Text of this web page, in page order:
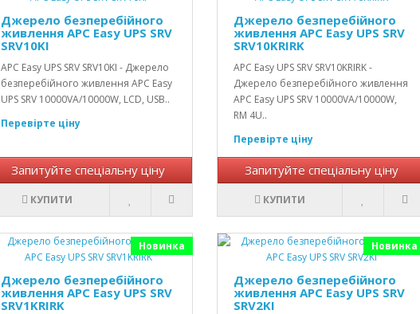
Джерело безперебійного
живлення APC Easy UPS SRV
SRV10KI
APC Easy UPS SRV SRV10KI - Джерело
безперебійного живлення APC Easy
UPS SRV 10000VA/10000W, LCD, USB..
Перевірте ціну
Запитуйте спеціальну ціну
КУПИТИ
Джерело безперебійного
живлення APC Easy UPS SRV
SRV10KRIRK
APC Easy UPS SRV SRV10KRIRK -
Джерело безперебійного живлення
APC Easy UPS SRV 10000VA/10000W,
RM 4U..
Перевірте ціну
Запитуйте спеціальну ціну
КУПИТИ
Новинка
Джерело безперебійного
живлення APC Easy UPS SRV
SRV1KRIRK
Новинка
Джерело безперебійного
живлення APC Easy UPS SRV
SRV2KI